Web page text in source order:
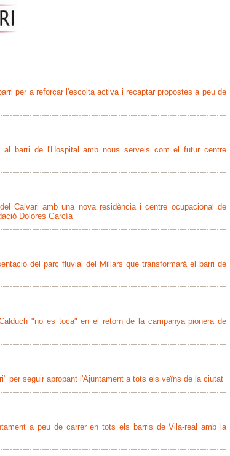
per a reforçar l'escolta activa i recaptar propostes a peu de
al barri de l'Hospital amb nous serveis com el futur centre
Calvari amb una nova residència i centre ocupacional de
Dolores García
del parc fluvial del Millars que transformarà el barri de
"no es toca" en el retorn de la campanya pionera de
per seguir apropant l'Ajuntament a tots els veïns de la ciutat
a peu de carrer en tots els barris de Vila-real amb la